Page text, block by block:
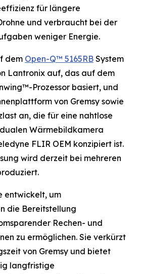
für längere
und verbraucht bei der
weniger Energie.
dem Open-Q™ 5165RB System
Lantronix auf, das auf dem
Prozessor basiert, und
von Gremsy sowie
an, die für eine nahtlose
Wärmebildkamera
FLIR OEM konzipiert ist.
wird derzeit bei mehreren
entwickelt, um
die Bereitstellung
Rechen- und
zu ermöglichen. Sie verkürzt
von Gremsy und bietet
langfristige